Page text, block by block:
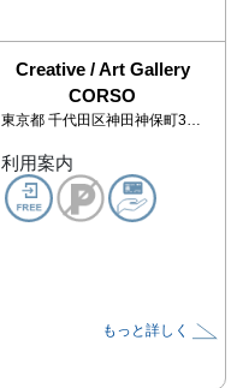
Creative / Art Gallery
CORSO
東京都 千代田区神田神保町3-1-6 日建ビル3F
利用案内
もっと詳しく